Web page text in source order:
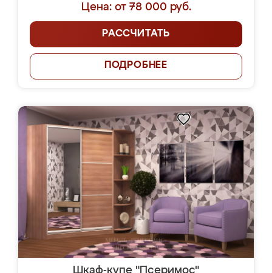
Цена: от 78 000 руб.
РАССЧИТАТЬ
ПОДРОБНЕЕ
Шкаф-купе "Псеримос"